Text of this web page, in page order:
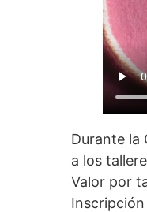
Durante la
a los
Valor por